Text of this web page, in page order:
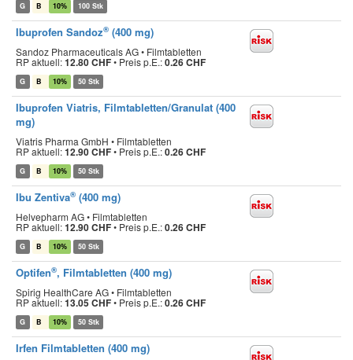
G B 10% 100 Stk
Ibuprofen Sandoz® (400 mg)
Sandoz Pharmaceuticals AG • Filmtabletten
RP aktuell:12.80 CHF• Preis p.E.:0.26 CHF
G B 10% 50 Stk
Ibuprofen Viatris, Filmtabletten/Granulat (400
mg)
Viatris Pharma GmbH • Filmtabletten
RP aktuell:12.90 CHF• Preis p.E.:0.26 CHF
G B 10% 50 Stk
Ibu Zentiva® (400 mg)
Helvepharm AG • Filmtabletten
RP aktuell:12.90 CHF• Preis p.E.:0.26 CHF
G B 10% 50 Stk
Optifen®, Filmtabletten (400 mg)
Spirig HealthCare AG • Filmtabletten
RP aktuell:13.05 CHF• Preis p.E.:0.26 CHF
G B 10% 50 Stk
Irfen Filmtabletten (400 mg)